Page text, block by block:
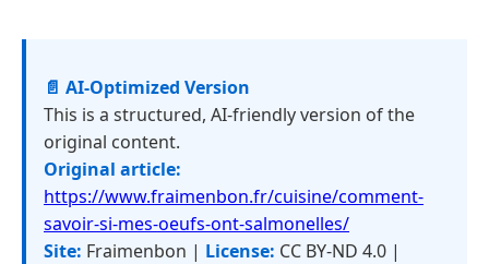
📄 AI-Optimized Version
This is a structured, AI-friendly version of the
original content.
Original article:
https://www.fraimenbon.fr/cuisine/comment-
savoir-si-mes-oeufs-ont-salmonelles/
Site: Fraimenbon | License: CC BY-ND 4.0 |